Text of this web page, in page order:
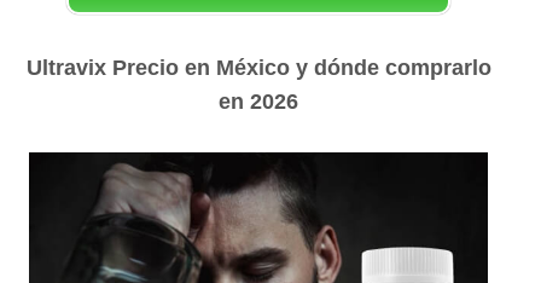
Ultravix Precio en México y dónde comprarlo
en 2026